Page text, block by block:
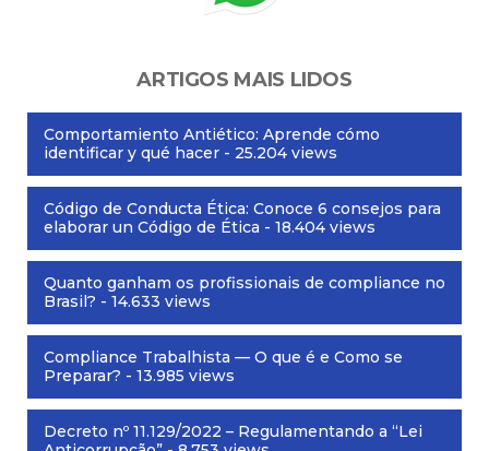
ARTIGOS MAIS LIDOS
Comportamiento Antiético: Aprende cómo
identificar y qué hacer - 25.204 views
Código de Conducta Ética: Conoce 6 consejos para
elaborar un Código de Ética - 18.404 views
Quanto ganham os profissionais de compliance no
Brasil? - 14.633 views
Compliance Trabalhista — O que é e Como se
Preparar? - 13.985 views
Decreto nº 11.129/2022 – Regulamentando a “Lei